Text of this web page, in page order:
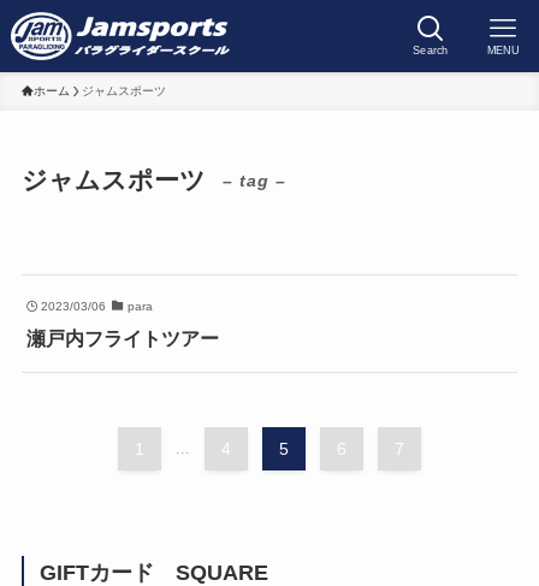
Search MENU
ホーム ジャムスポーツ
ジャムスポーツ – tag –
2023/03/06 para
瀬戸内フライトツアー
1 ... 4 5 6 7
GIFTカード SQUARE